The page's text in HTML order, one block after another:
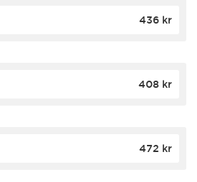
436 kr
408 kr
472 kr